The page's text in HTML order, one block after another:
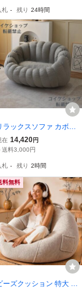
札 - 残り 24時間
ラックスソファ カボチ
形 ビーズクッション人
けソファ 座布団 よぎぼ
ド 座椅子ソファー 怠惰
ソファ
在 14,420円
送料3,000円
札 - 残り 2時間
料無料
ーズクッション 特大 70